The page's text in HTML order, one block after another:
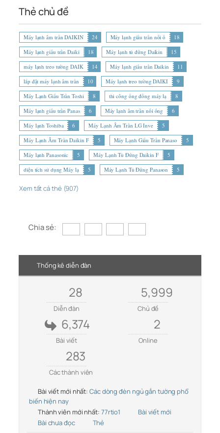
Thẻ chủ đề
Máy lạnh âm trần DAIKIN 24 Máy lạnh giấu trần nối ố
18
Máy lạnh giấu trần Daiki
18 Máy lạnh tủ đứng Daikin
15
máy lạnh treo tường DAIK
14 Máy lạnh giấu trần Daikin
11
lắp đặt máy lạnh âm trần
10 Máy lạnh treo tường DAIKI
9
Máy Lạnh Giấu Trần Toshi
8 thi công ống đồng máy lạ
8
Máy lạnh giấu trần Panas
6 Máy lạnh âm trần nối ống
6
Máy lạnh Toshiba
6 Máy Lạnh Âm Trần LG Inve
5
Máy Lạnh Âm Trần Daikin F
5 Máy Lạnh Giấu Trần Panaso
5
Máy lạnh Panasonic
5 Máy Lạnh Tủ Đứng Daikin F
5
diện tích sử dụng Máy lạ
5 Máy Lạnh Tủ Đứng Panason 5
Xem tất cả thẻ (907)
Chia sẻ:
Thống kê diễn đàn
28
Diễn đàn
5,999
Chủ đề
6,374
Bài viết
2
Online
283
Các thành viên
Bài viết mới nhất: Các dòng đèn ngủ gắn tường phổ
biến hiện nay
Thành viên mới nhất: 77rtio1
Bài viết mới
Bài chưa đọc
Thẻ